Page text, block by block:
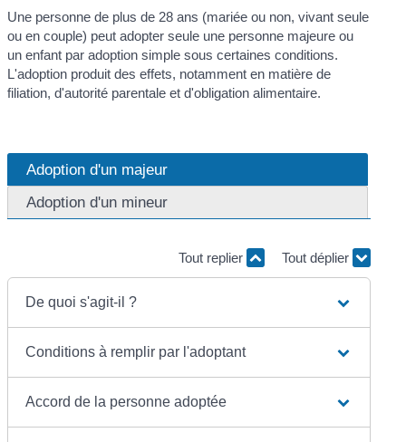
Une personne de plus de 28 ans (mariée ou non, vivant seule
ou en couple) peut adopter seule une personne majeure ou
un enfant par adoption simple sous certaines conditions.
L'adoption produit des effets, notamment en matière de
filiation, d'autorité parentale et d'obligation alimentaire.
Adoption d'un majeur
Adoption d'un mineur
Tout replier Tout déplier
De quoi s'agit-il ?
Conditions à remplir par l'adoptant
Accord de la personne adoptée